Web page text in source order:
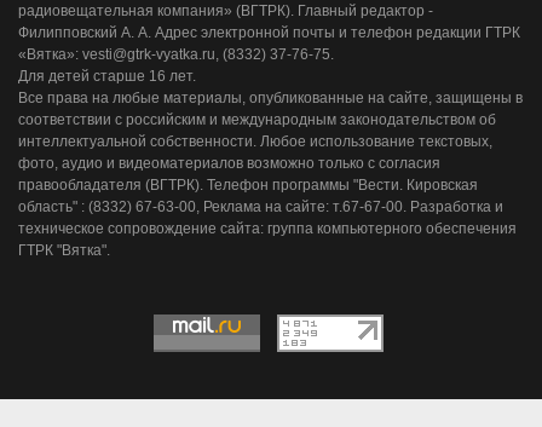
радиовещательная компания» (ВГТРК). Главный редактор -
Филипповский А. А. Адрес электронной почты и телефон редакции ГТРК
«Вятка»: vesti@gtrk-vyatka.ru, (8332) 37-76-75.
Для детей старше 16 лет.
Все права на любые материалы, опубликованные на сайте, защищены в
соответствии с российским и международным законодательством об
интеллектуальной собственности. Любое использование текстовых,
фото, аудио и видеоматериалов возможно только с согласия
правообладателя (ВГТРК). Телефон программы "Вести. Кировская
область" : (8332) 67-63-00, Реклама на сайте: т.67-67-00. Разработка и
техническое сопровождение сайта: группа компьютерного обеспечения
ГТРК "Вятка".